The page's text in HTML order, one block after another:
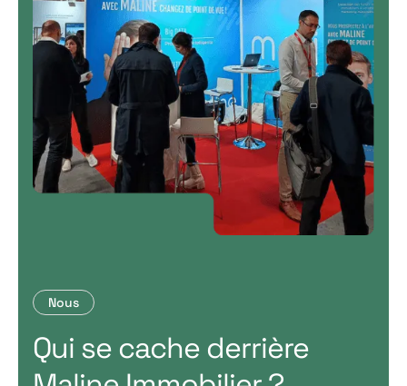
Nous
Qui se cache derrière